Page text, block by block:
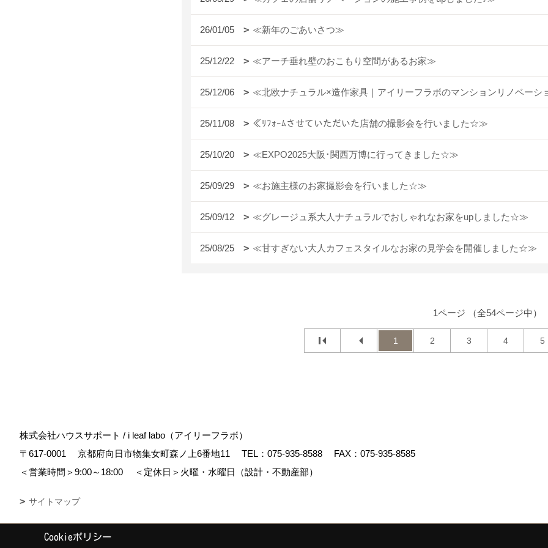
26/01/05 ≪新年のごあいさつ≫
25/12/22 ≪アーチ垂れ壁のおこもり空間があるお家≫
25/12/06 ≪北欧ナチュラル×造作家具｜アイリーフラボのマンションリノベー
25/11/08 ≪ﾘﾌｫｰﾑさせていただいた店舗の撮影会を行いました☆≫
25/10/20 ≪EXPO2025大阪･関西万博に行ってきました☆≫
25/09/29 ≪お施主様のお家撮影会を行いました☆≫
25/09/12 ≪グレージュ系大人ナチュラルでおしゃれなお家をupしました☆≫
25/08/25 ≪甘すぎない大人カフェスタイルなお家の見学会を開催しました☆≫
1ページ （全54ページ中）
1 2 3 4 5
株式会社ハウスサポート / i leaf labo（アイリーフラボ）
〒617-0001
京都府向日市物集女町森ノ上6番地11 TEL： 075-935-8588
FAX：075-935-8585
＜営業時間＞9:00～18:00
＜定休日＞火曜・水曜日（設計・不動産部）
サイトマップ
Copyright (c) housesupport. All Rights Reserved.
Cookieポリシー